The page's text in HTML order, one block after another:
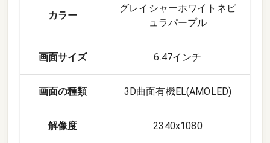
カラー
グレイシャーホワイトネビ
ュラパープル
画面サイズ 6.47インチ
画面の種類 3D曲面有機EL(AMOLED)
解像度 2340x1080